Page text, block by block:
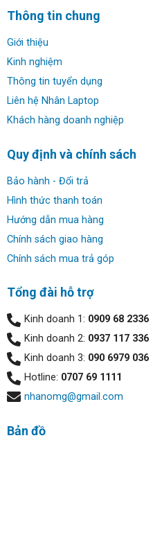
✔ Màn hình: 14.0-inch 16:10
300nits WVA Display with
✔ Đồ họa: Intel® Arc Graphics
✔ Kết nối: 1 USB 3.2 Gen 1
Power Delivery 1
DisplayPort™ 2.1 and Power
Universal Audio jack
✔ HĐH: Windows 11 Pro
Đánh giá & hình ảnh
Plus 2 in 1:
Thông tin chung
Giới thiệu
Kinh nghiệm
Thông tin tuyển dụng
Liên hệ Nhân Laptop
Khách hàng doanh nghiệp
Quy định và chính sách
Bảo hành - Đổi trả
Hình thức thanh toán
Hướng dẫn mua hàng
Chính sách giao hàng
Chính sách mua trả góp
Tổng đài hỗ trợ
Kinh doanh 1: 0909 68 2336
Kinh doanh 2: 0937 117 336
Kinh doanh 3: 090 6979 036
Hotline: 0707 69 1111
nhanomg@gmail.com
Bản đồ